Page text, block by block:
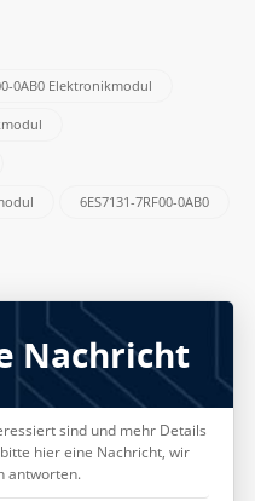
0AB0 Elektronikmodul
6ES7131-7RF00-0AB0
Nachricht
sind und mehr Details
hier eine Nachricht, wir
antworten.